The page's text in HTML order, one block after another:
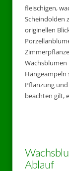
fleischigen,
Scheindolden
originellen
Hängeampeln
Pflanzung und
beachten gilt,
Ablauf